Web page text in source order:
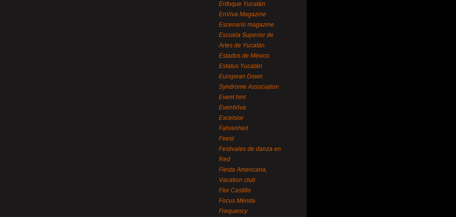
Enfoque Yucatán
EnViva Magazine
Escenario magazine
Escuela Superior de
Artes de Yucatán
Estados de México
Estatus Yucatán
European Down
Syndrome Association
Event hint
EventViva
Excelsior
Fahrenheit
Feest
Festivales de danza en
Red
Fiesta Americana,
Vacation club
Flor Castillo
Focus Mérida
Frequency